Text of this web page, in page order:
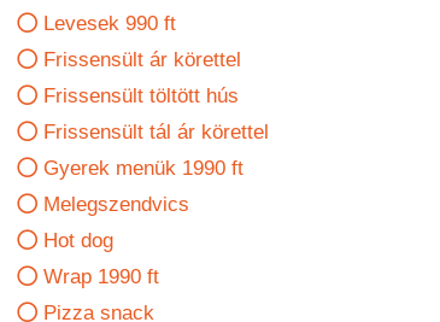
Levesek 990 ft
Frissensült ár körettel
Frissensült töltött hús
Frissensült tál ár körettel
Gyerek menük 1990 ft
Melegszendvics
Hot dog
Wrap 1990 ft
Pizza snack